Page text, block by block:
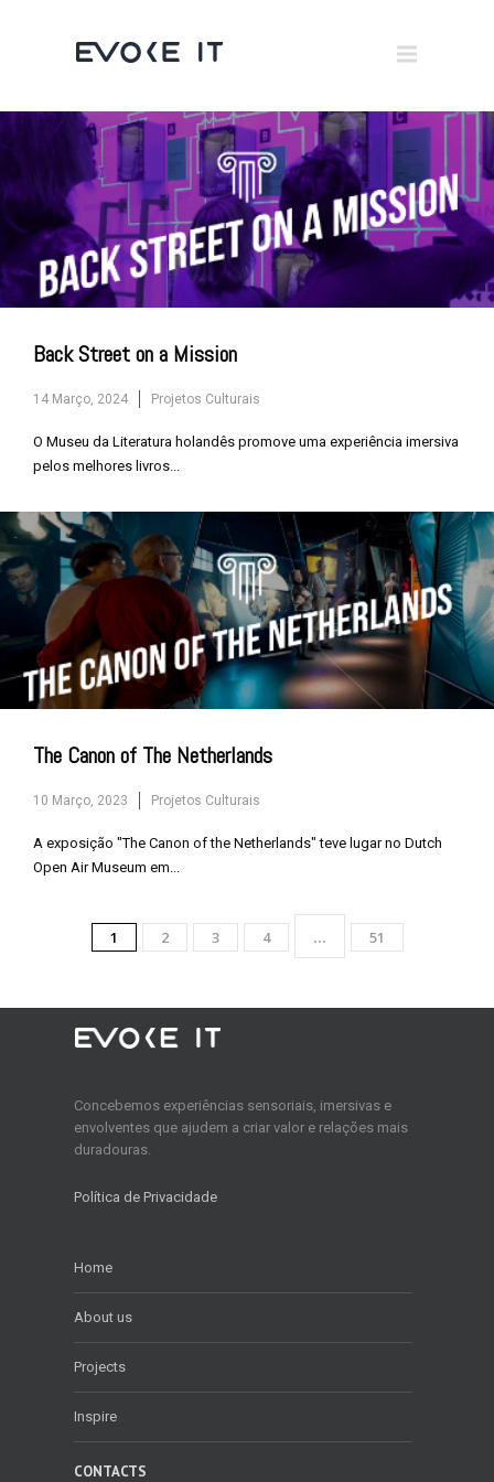
×
Museums
Brand Activation
Corporate
All
Back Street on a Mission
14 Março, 2024 Projetos Culturais
O Museu da Literatura holandês promove uma experiência imersiva
pelos melhores livros...
The Canon of The Netherlands
10 Março, 2023 Projetos Culturais
A exposição "The Canon of the Netherlands" teve lugar no Dutch
Open Air Museum em...
1 2 3 4 ... 51
Concebemos experiências sensoriais, imersivas e
envolventes que ajudem a criar valor e relações mais
duradouras.
Política de Privacidade
Home
About us
Projects
Inspire
CONTACTS